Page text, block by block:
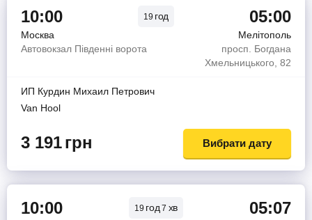
10:00 19 год 05:00
Москва
Мелітополь
Автовокзал Південні ворота
просп. Богдана
Хмельницького, 82
ИП Курдин Михаил Петрович
Van Hool
3 191грн Вибрати дату
10:00 19 год7 хв 05:07